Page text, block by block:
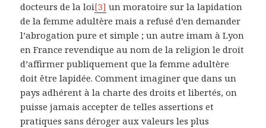
docteurs de la loi[3] un moratoire sur la lapidation
de la femme adultère mais a refusé d’en demander
l’abrogation pure et simple ; un autre imam à Lyon
en France revendique au nom de la religion le droit
d’affirmer publiquement que la femme adultère
doit être lapidée. Comment imaginer que dans un
pays adhérent à la charte des droits et libertés, on
puisse jamais accepter de telles assertions et
pratiques sans déroger aux valeurs les plus